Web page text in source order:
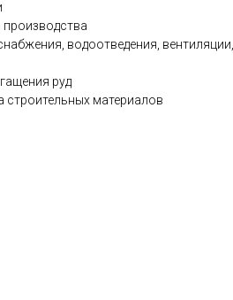
производства
водоотведения,
руд
строительных материалов